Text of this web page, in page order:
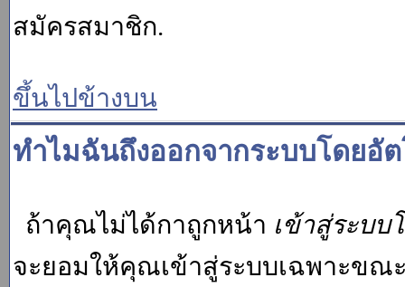
สมัครสมาชิก.
ขึ้นไปข้างบน
ทำไมฉันถึงออกจากระบบโดยอั
ถ้าคุณไม่ได้กาถูกหน้า เข้าสู่ระบ
จะยอมให้คุณเข้าสู่ระบบเฉพาะขณ